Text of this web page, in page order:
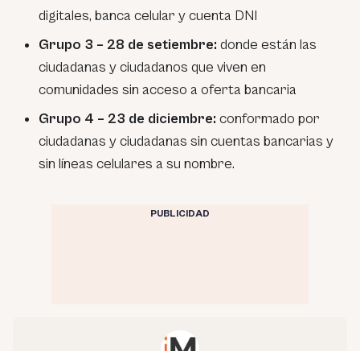
digitales, banca celular y cuenta DNI
Grupo 3 – 28 de setiembre: donde están las
ciudadanas y ciudadanos que viven en
comunidades sin acceso a oferta bancaria
Grupo 4 – 23 de diciembre: conformado por
ciudadanas y ciudadanas sin cuentas bancarias y
sin líneas celulares a su nombre.
PUBLICIDAD